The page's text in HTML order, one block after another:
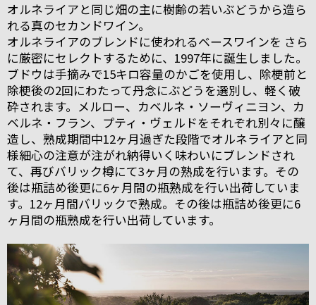
オルネライアと同じ畑の主に樹齢の若いぶどうから造ら
れる真のセカンドワイン。
オルネライアのブレンドに使われるベースワインを さら
に厳密にセレクトするために、1997年に誕生しました。
ブドウは手摘みで15キロ容量のかごを使用し、除梗前と
除梗後の2回にわたって丹念にぶどうを選別し、軽く破
砕されます。メルロー、カベルネ・ソーヴィニヨン、カ
ベルネ・フラン、プティ・ヴェルドをそれぞれ別々に醸
造し、熟成期間中12ヶ月過ぎた段階でオルネライアと同
様細心の注意が注がれ納得いく味わいにブレンドされ
て、再びバリック樽にて3ヶ月の熟成を行います。その
後は瓶詰め後更に6ヶ月間の瓶熟成を行い出荷していま
す。12ヶ月間バリックで熟成。その後は瓶詰め後更に6
ヶ月間の瓶熟成を行い出荷しています。